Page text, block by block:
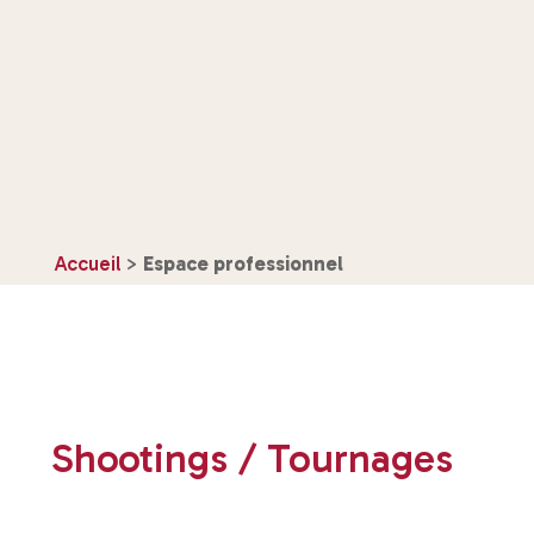
Accueil> Espace professionnel
Shootings / Tournages